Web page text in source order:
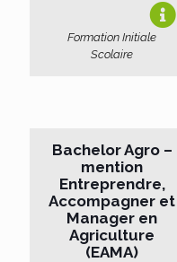
Formation Initiale
Scolaire
Bachelor Agro –
mention
Entreprendre,
Accompagner et
Manager en
Agriculture
(EAMA)